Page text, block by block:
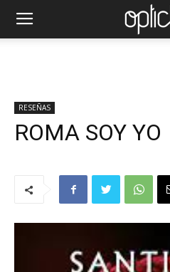
RESEÑAS
ROMA SOY YO